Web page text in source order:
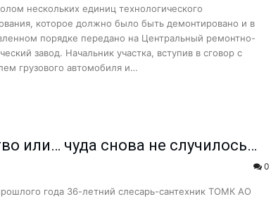
с Днём незави...
что нужно...
комплексы...
службе...
в Алмалык?...
нескольких единиц технологического
которое должно было быть демонтировано и в
порядке передано на Центральный ремонтно-
завод. Начальник участка, вступив в сговор с
грузового автомобиля и…
или… чуда снова не случилось…
0
года 36-летний слесарь-сантехник ТОМК АО